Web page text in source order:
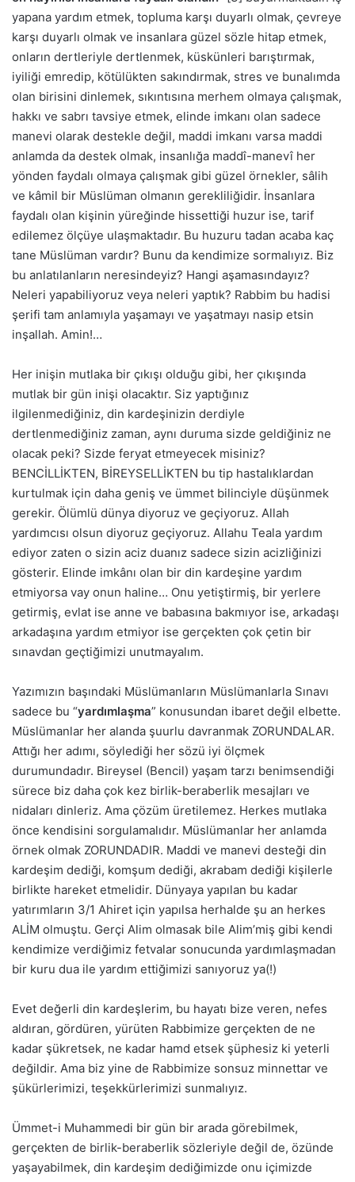
yapana yardım etmek, topluma karşı duyarlı olmak, çevreye
karşı duyarlı olmak ve insanlara güzel sözle hitap etmek,
onların dertleriyle dertlenmek, küskünleri barıştırmak,
iyiliği emredip, kötülükten sakındırmak, stres ve bunalımda
olan birisini dinlemek, sıkıntısına merhem olmaya çalışmak,
hakkı ve sabrı tavsiye etmek, elinde imkanı olan sadece
manevi olarak destekle değil, maddi imkanı varsa maddi
anlamda da destek olmak, insanlığa maddî-manevî her
yönden faydalı olmaya çalışmak gibi güzel örnekler, sâlih
ve kâmil bir Müslüman olmanın gerekliliğidir. İnsanlara
faydalı olan kişinin yüreğinde hissettiği huzur ise, tarif
edilemez ölçüye ulaşmaktadır. Bu huzuru tadan acaba kaç
tane Müslüman vardır? Bunu da kendimize sormalıyız. Biz
bu anlatılanların neresindeyiz? Hangi aşamasındayız?
Neleri yapabiliyoruz veya neleri yaptık? Rabbim bu hadisi
şerifi tam anlamıyla yaşamayı ve yaşatmayı nasip etsin
inşallah. Amin!…
Her inişin mutlaka bir çıkışı olduğu gibi, her çıkışında
mutlak bir gün inişi olacaktır. Siz yaptığınız
ilgilenmediğiniz, din kardeşinizin derdiyle
dertlenmediğiniz zaman, aynı duruma sizde geldiğiniz ne
olacak peki? Sizde feryat etmeyecek misiniz?
BENCİLLİKTEN, BİREYSELLİKTEN bu tip hastalıklardan
kurtulmak için daha geniş ve ümmet bilinciyle düşünmek
gerekir. Ölümlü dünya diyoruz ve geçiyoruz. Allah
yardımcısı olsun diyoruz geçiyoruz. Allahu Teala yardım
ediyor zaten o sizin aciz duanız sadece sizin acizliğinizi
gösterir. Elinde imkânı olan bir din kardeşine yardım
etmiyorsa vay onun haline… Onu yetiştirmiş, bir yerlere
getirmiş, evlat ise anne ve babasına bakmıyor ise, arkadaşı
arkadaşına yardım etmiyor ise gerçekten çok çetin bir
sınavdan geçtiğimizi unutmayalım.
Yazımızın başındaki Müslümanların Müslümanlarla Sınavı
sadece bu “yardımlaşma” konusundan ibaret değil elbette.
Müslümanlar her alanda şuurlu davranmak ZORUNDALAR.
Attığı her adımı, söylediği her sözü iyi ölçmek
durumundadır. Bireysel (Bencil) yaşam tarzı benimsendiği
sürece biz daha çok kez birlik-beraberlik mesajları ve
nidaları dinleriz. Ama çözüm üretilemez. Herkes mutlaka
önce kendisini sorgulamalıdır. Müslümanlar her anlamda
örnek olmak ZORUNDADIR. Maddi ve manevi desteği din
kardeşim dediği, komşum dediği, akrabam dediği kişilerle
birlikte hareket etmelidir. Dünyaya yapılan bu kadar
yatırımların 3/1 Ahiret için yapılsa herhalde şu an herkes
ALİM olmuştu. Gerçi Alim olmasak bile Alim’miş gibi kendi
kendimize verdiğimiz fetvalar sonucunda yardımlaşmadan
bir kuru dua ile yardım ettiğimizi sanıyoruz ya(!)
Evet değerli din kardeşlerim, bu hayatı bize veren, nefes
aldıran, gördüren, yürüten Rabbimize gerçekten de ne
kadar şükretsek, ne kadar hamd etsek şüphesiz ki yeterli
değildir. Ama biz yine de Rabbimize sonsuz minnettar ve
şükürlerimizi, teşekkürlerimizi sunmalıyız.
Ümmet-i Muhammedi bir gün bir arada görebilmek,
gerçekten de birlik-beraberlik sözleriyle değil de, özünde
yaşayabilmek, din kardeşim dediğimizde onu içimizde